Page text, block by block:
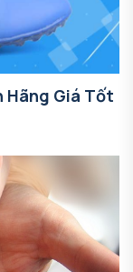
Hãng Giá Tốt